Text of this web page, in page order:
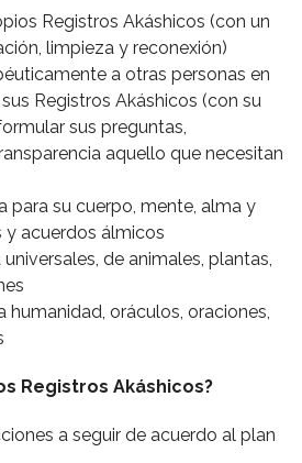
Registros Akáshicos (con un
limpieza y reconexión)
a otras personas en
Registros Akáshicos (con su
sus preguntas,
aquello que necesitan
para su cuerpo, mente, alma y
acuerdos álmicos
de animales, plantas,
humanidad, oráculos, oraciones,
Registros Akáshicos?
a seguir de acuerdo al plan